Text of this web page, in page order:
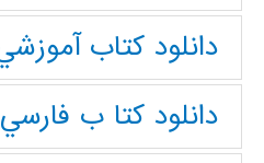
دانلود كتاب
دانلود كتا ب